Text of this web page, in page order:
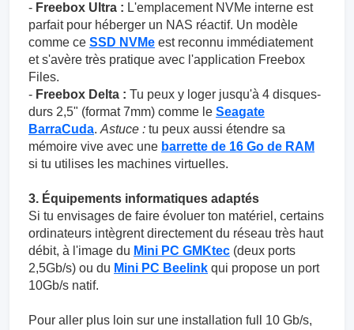
- Freebox Ultra : L'emplacement NVMe interne est
parfait pour héberger un NAS réactif. Un modèle
comme ce SSD NVMe est reconnu immédiatement
et s'avère très pratique avec l'application Freebox
Files.
- Freebox Delta : Tu peux y loger jusqu'à 4 disques-
durs 2,5" (format 7mm) comme le Seagate
BarraCuda. Astuce : tu peux aussi étendre sa
mémoire vive avec une barrette de 16 Go de RAM
si tu utilises les machines virtuelles.
3. Équipements informatiques adaptés
Si tu envisages de faire évoluer ton matériel, certains
ordinateurs intègrent directement du réseau très haut
débit, à l'image du Mini PC GMKtec (deux ports
2,5Gb/s) ou du Mini PC Beelink qui propose un port
10Gb/s natif.
Pour aller plus loin sur une installation full 10 Gb/s,